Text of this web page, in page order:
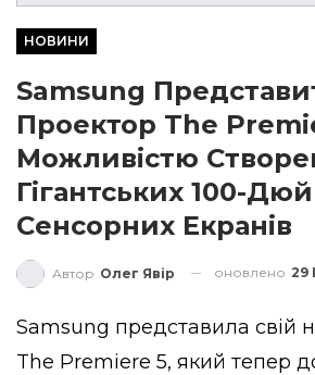
НОВИНИ
Samsung
Проектор The
Можливістю
Гігантських 100-
Сенсорних Екранів
Автор Олег Явір оновлено 29
Samsung представила свій
The Premiere 5, який тепер